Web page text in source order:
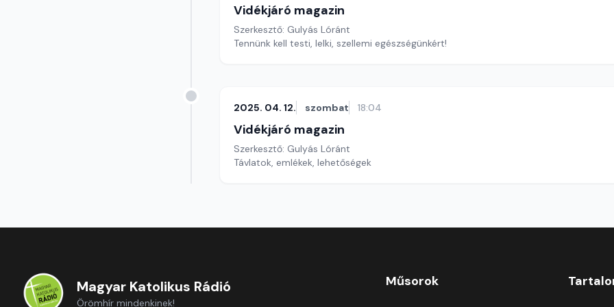
Vidékjáró magazin
Szerkesztő: Gulyás Lóránt
Tennünk kell testi, lelki, szellemi egészségünkért!
2025. 04. 12. szombat 18:04
Vidékjáró magazin
Szerkesztő: Gulyás Lóránt
Távlatok, emlékek, lehetőségek
Magyar Katolikus Rádió
Örömhír mindenkinek!
Műsorok